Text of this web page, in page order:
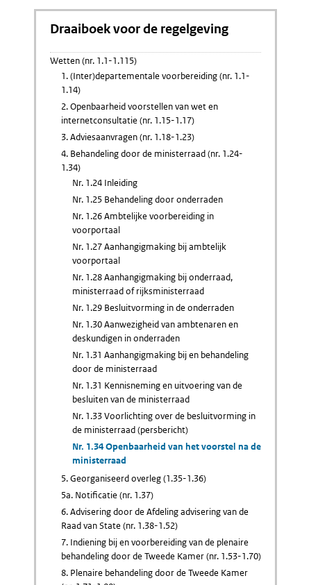
Draaiboek voor de regelgeving
Wetten (nr. 1.1-1.115)
1. (Inter)departementale voorbereiding (nr. 1.1-
1.14)
2. Openbaarheid voorstellen van wet en
internetconsultatie (nr. 1.15-1.17)
3. Adviesaanvragen (nr. 1.18-1.23)
4. Behandeling door de ministerraad (nr. 1.24-
1.34)
Nr. 1.24 Inleiding
Nr. 1.25 Behandeling door onderraden
Nr. 1.26 Ambtelijke voorbereiding in
voorportaal
Nr. 1.27 Aanhangigmaking bij ambtelijk
voorportaal
Nr. 1.28 Aanhangigmaking bij onderraad,
ministerraad of rijksministerraad
Nr. 1.29 Besluitvorming in de onderraden
Nr. 1.30 Aanwezigheid van ambtenaren en
deskundigen in onderraden
Nr. 1.31 Aanhangigmaking bij en behandeling
door de ministerraad
Nr. 1.31 Kennisneming en uitvoering van de
besluiten van de ministerraad
Nr. 1.33 Voorlichting over de besluitvorming in
de ministerraad (persbericht)
Nr. 1.34 Openbaarheid van het voorstel na de
ministerraad
5. Georganiseerd overleg (1.35-1.36)
5a. Notificatie (nr. 1.37)
6. Advisering door de Afdeling advisering van de
Raad van State (nr. 1.38-1.52)
7. Indiening bij en voorbereiding van de plenaire
behandeling door de Tweede Kamer (nr. 1.53-1.70)
8. Plenaire behandeling door de Tweede Kamer